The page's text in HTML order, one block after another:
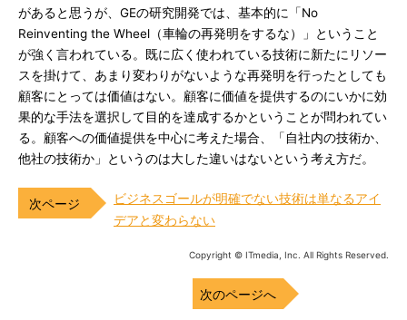
があると思うが、GEの研究開発では、基本的に「No
Reinventing the Wheel（車輪の再発明をするな）」ということ
が強く言われている。既に広く使われている技術に新たにリソー
スを掛けて、あまり変わりがないような再発明を行ったとしても
顧客にとっては価値はない。顧客に価値を提供するのにいかに効
果的な手法を選択して目的を達成するかということが問われてい
る。顧客への価値提供を中心に考えた場合、「自社内の技術か、
他社の技術か」というのは大した違いはないという考え方だ。
ビジネスゴールが明確でない技術は単なるアイ
デアと変わらない
Copyright © ITmedia, Inc. All Rights Reserved.
次のページへ